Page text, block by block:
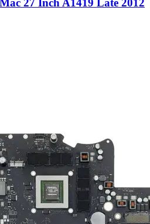
27 Inch A1419 Late 2012